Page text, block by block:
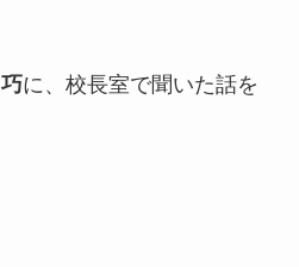
巧に、校長室で聞いた話を